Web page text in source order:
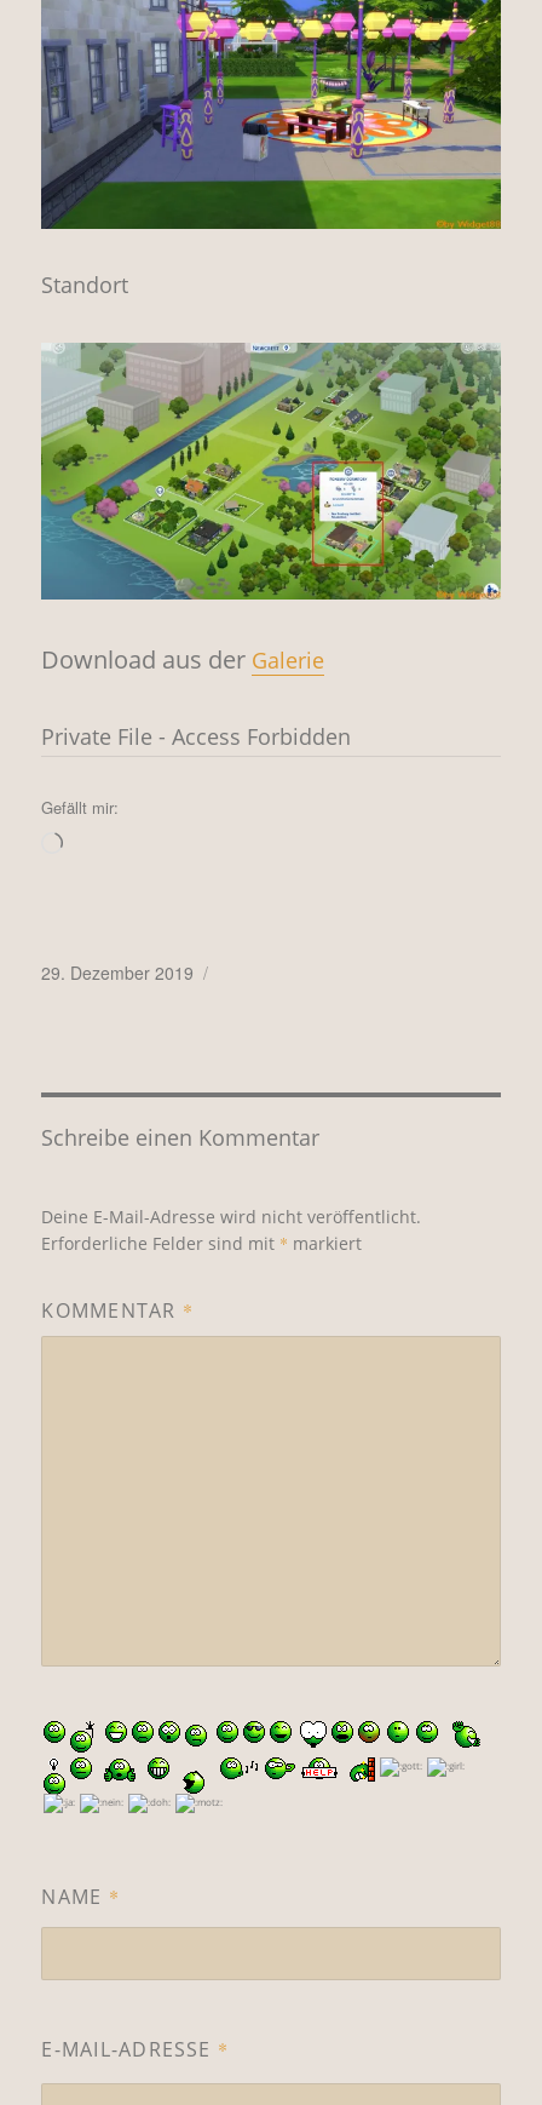
Standort
Download aus der Galerie
Private File - Access Forbidden
Gefällt mir:
Wird
Veröffentlicht
29. Dezember 2019
Schreibe einen Kommentar
Deine E-Mail-Adresse wird nicht veröffentlicht.
Erforderliche Felder sind mit * markiert
KOMMENTAR *
NAME *
E-MAIL-ADRESSE *